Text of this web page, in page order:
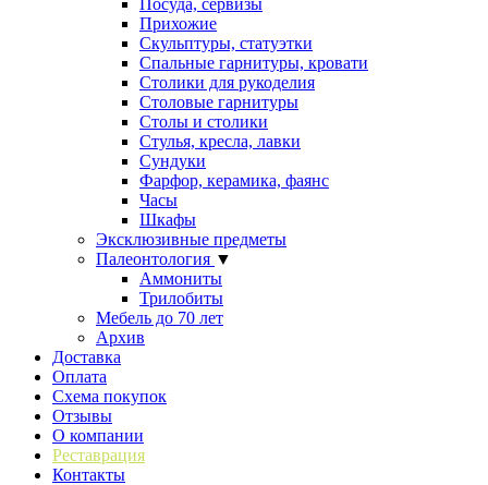
Посуда, сервизы
Прихожие
Скульптуры, статуэтки
Спальные гарнитуры, кровати
Столики для рукоделия
Столовые гарнитуры
Столы и столики
Стулья, кресла, лавки
Сундуки
Фарфор, керамика, фаянс
Часы
Шкафы
Эксклюзивные предметы
Палеонтология ▼
Аммониты
Трилобиты
Мебель до 70 лет
Архив
Доставка
Оплата
Схема покупок
Отзывы
О компании
Реставрация
Контакты